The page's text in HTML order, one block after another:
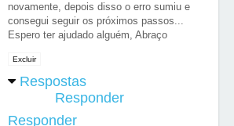
novamente, depois disso o erro sumiu e
consegui seguir os próximos passos...
Espero ter ajudado alguém, Abraço
Excluir
Respostas
Responder
Responder